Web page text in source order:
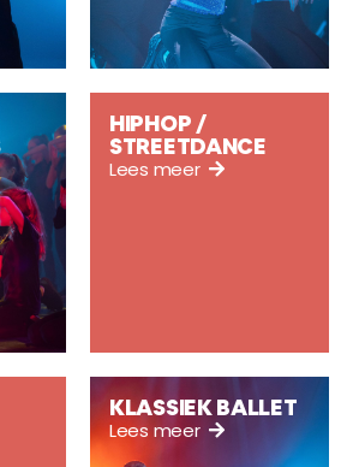
HIPHOP /
STREETDANCE
Lees meer
KLASSIEK BALLET
Lees meer